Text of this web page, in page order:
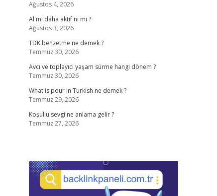
Ağustos 4, 2026
Al mı daha aktif ni mi ?
Ağustos 3, 2026
TDK benzetme ne demek ?
Temmuz 30, 2026
Avcı ve toplayıcı yaşam sürme hangi dönem ?
Temmuz 30, 2026
What is pour in Turkish ne demek ?
Temmuz 29, 2026
Koşullu sevgi ne anlama gelir ?
Temmuz 27, 2026